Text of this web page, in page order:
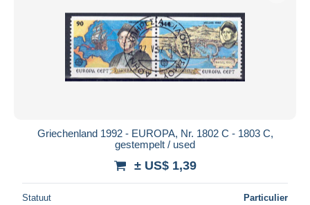
Griechenland 1992 - EUROPA, Nr. 1802 C - 1803 C,
gestempelt / used
± US$ 1,39
Statuut Particulier